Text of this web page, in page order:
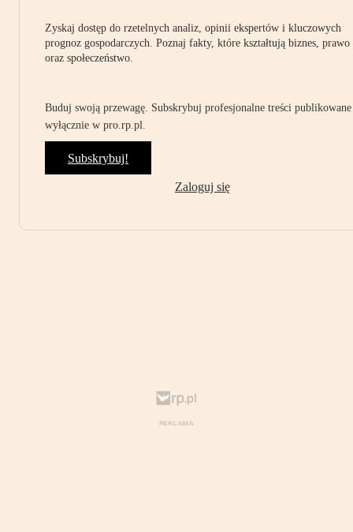
Zyskaj dostęp do rzetelnych analiz, opinii ekspertów i kluczowych
prognoz gospodarczych. Poznaj fakty, które kształtują biznes, prawo
oraz społeczeństwo.
Buduj swoją przewagę. Subskrybuj profesjonalne treści publikowane
wyłącznie w pro.rp.pl.
Subskrybuj!
Zaloguj się